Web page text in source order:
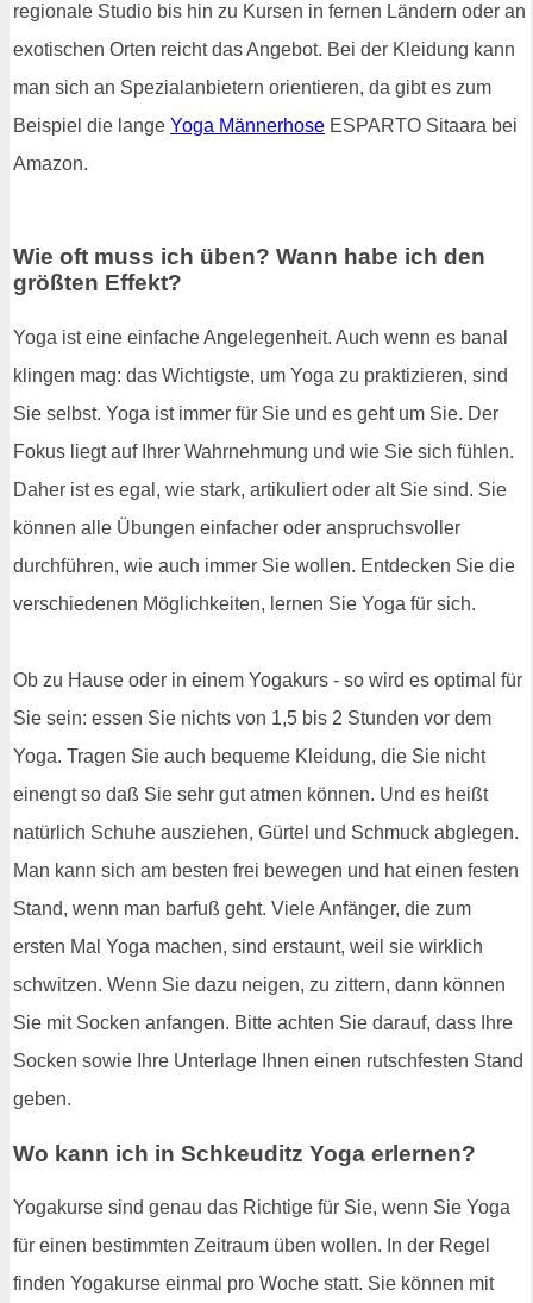
regionale Studio bis hin zu Kursen in fernen Ländern oder an
exotischen Orten reicht das Angebot. Bei der Kleidung kann
man sich an Spezialanbietern orientieren, da gibt es zum
Beispiel die lange Yoga Männerhose ESPARTO Sitaara bei
Amazon.
Wie oft muss ich üben? Wann habe ich den
größten Effekt?
Yoga ist eine einfache Angelegenheit. Auch wenn es banal
klingen mag: das Wichtigste, um Yoga zu praktizieren, sind
Sie selbst. Yoga ist immer für Sie und es geht um Sie. Der
Fokus liegt auf Ihrer Wahrnehmung und wie Sie sich fühlen.
Daher ist es egal, wie stark, artikuliert oder alt Sie sind. Sie
können alle Übungen einfacher oder anspruchsvoller
durchführen, wie auch immer Sie wollen. Entdecken Sie die
verschiedenen Möglichkeiten, lernen Sie Yoga für sich.
Ob zu Hause oder in einem Yogakurs - so wird es optimal für
Sie sein: essen Sie nichts von 1,5 bis 2 Stunden vor dem
Yoga. Tragen Sie auch bequeme Kleidung, die Sie nicht
einengt so daß Sie sehr gut atmen können. Und es heißt
natürlich Schuhe ausziehen, Gürtel und Schmuck abglegen.
Man kann sich am besten frei bewegen und hat einen festen
Stand, wenn man barfuß geht. Viele Anfänger, die zum
ersten Mal Yoga machen, sind erstaunt, weil sie wirklich
schwitzen. Wenn Sie dazu neigen, zu zittern, dann können
Sie mit Socken anfangen. Bitte achten Sie darauf, dass Ihre
Socken sowie Ihre Unterlage Ihnen einen rutschfesten Stand
geben.
Wo kann ich in Schkeuditz Yoga erlernen?
Yogakurse sind genau das Richtige für Sie, wenn Sie Yoga
für einen bestimmten Zeitraum üben wollen. In der Regel
finden Yogakurse einmal pro Woche statt. Sie können mit